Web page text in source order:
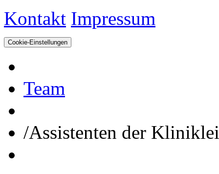
Kontakt Impressum
Cookie-Einstellungen
Team
/Assistenten der